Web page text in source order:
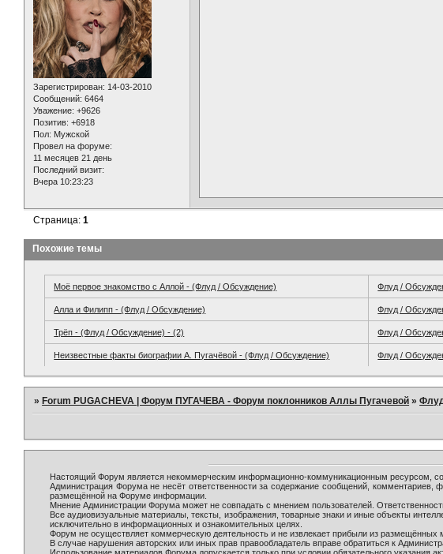
Зарегистрирован: 14-03-2010
Сообщений: 6464
Уважение: +9626
Позитив: +6918
Пол: Мужской
Провел на форуме:
11 месяцев 21 день
Последний визит:
Вчера 10:23:23
Страница:1
Похожие темы
Моё первое знакомство с Аллой - (Флуд / Обсуждение) Флуд /
Алла и Филипп - (Флуд / Обсуждение) Флуд /
Трёп - (Флуд / Обсуждение) - (2) Флуд /
Неизвестные факты биографии А. Пугачёвой - (Флуд / Обсуждение) Флуд /
» Forum PUGACHEVA | Форум ПУГАЧЕВА - Форум поклонников Аллы Пугачевой »
Настоящий Форум является некоммерческим информационно-коммуникационным ресурсом,
Администрация Форума не несёт ответственности за содержание сообщений,
размещённой на Форуме информации.
Мнение Администрации Форума может не совпадать с мнением пользователей.
Все аудиовизуальные материалы, тексты, изображения, товарные знаки и иные объекты
исключительно в информационных и ознакомительных целях.
Форум не осуществляет коммерческую деятельность и не извлекает прибыли из размещённых
В случае нарушения авторских или иных прав правообладатель вправе обратиться к